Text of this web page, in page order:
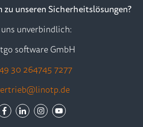
zu unseren Sicherheitslösungen?
unverbindlich:
software GmbH
30 264745 7277